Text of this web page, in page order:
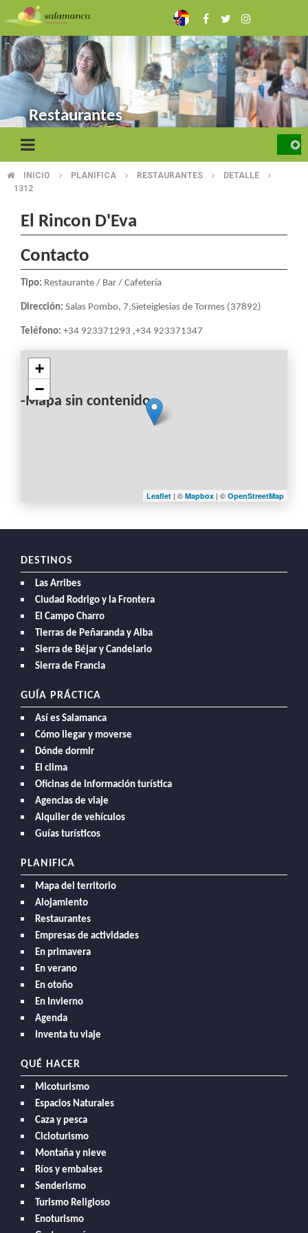
to
main
content
Restaurantes
BREADCRUMB
INICIO PLANIFICA RESTAURANTES
DETALLE
1312
El Rincon D'Eva
Contacto
Tipo: Restaurante / Bar / Cafetería
Dirección: Salas Pombo, 7.Sieteiglesias de Tormes (37892)
Teléfono: +34 923371293 ,+34 923371347
-Mapa sin contenido-
+
−
Leaflet | © Mapbox | © OpenStreetMap
DESTINOS
Las Arribes
Ciudad Rodrigo y la Frontera
El Campo Charro
Tierras de Peñaranda y Alba
Sierra de Béjar y Candelario
Sierra de Francia
GUÍA PRÁCTICA
Así es Salamanca
Cómo llegar y moverse
Dónde dormir
El clima
Oficinas de información turística
Agencias de viaje
Alquiler de vehículos
Guías turísticos
PLANIFICA
Mapa del territorio
Alojamiento
Restaurantes
Empresas de actividades
En primavera
En verano
En otoño
En Invierno
Agenda
Inventa tu viaje
QUÉ HACER
Micoturismo
Espacios Naturales
Caza y pesca
Cicloturismo
Montaña y nieve
Ríos y embalses
Senderismo
Turismo Religioso
Enoturismo